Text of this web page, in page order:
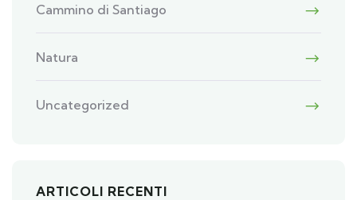
Cammino di Santiago
Natura
Uncategorized
ARTICOLI RECENTI